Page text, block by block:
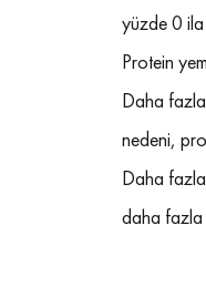
yüzde 0 ila
Protein
Daha
nedeni,
Daha fazla
daha fazla